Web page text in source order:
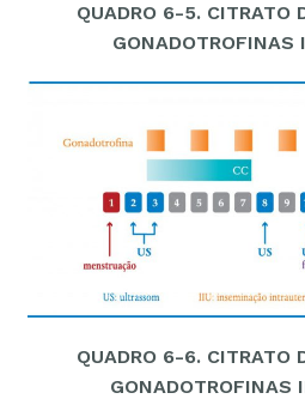
QUADRO 6-5. CITRATO
GONADOTROFINAS
QUADRO 6-6. CITRATO
GONADOTROFINAS